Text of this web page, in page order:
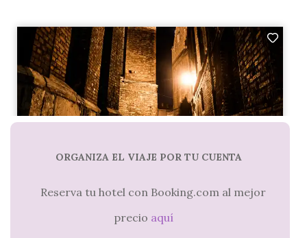
ORGANIZA EL VIAJE POR TU CUENTA
Reserva tu hotel con Booking.com al mejor
precio aquí